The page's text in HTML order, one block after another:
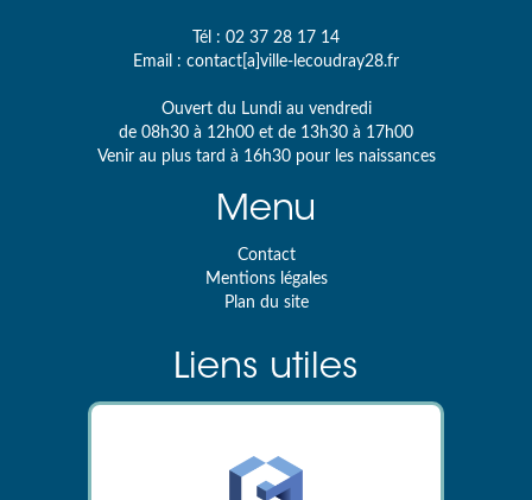
Tél : 02 37 28 17 14
Email : contact[a]ville-lecoudray28.fr
Ouvert du Lundi au vendredi
de 08h30 à 12h00 et de 13h30 à 17h00
Venir au plus tard à 16h30 pour les naissances
Menu
Contact
Mentions légales
Plan du site
Liens utiles